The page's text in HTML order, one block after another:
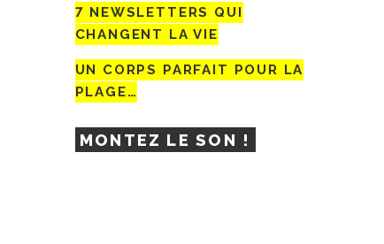
7 NEWSLETTERS QUI
CHANGENT LA VIE
UN CORPS PARFAIT POUR LA
PLAGE…
MONTEZ LE SON !